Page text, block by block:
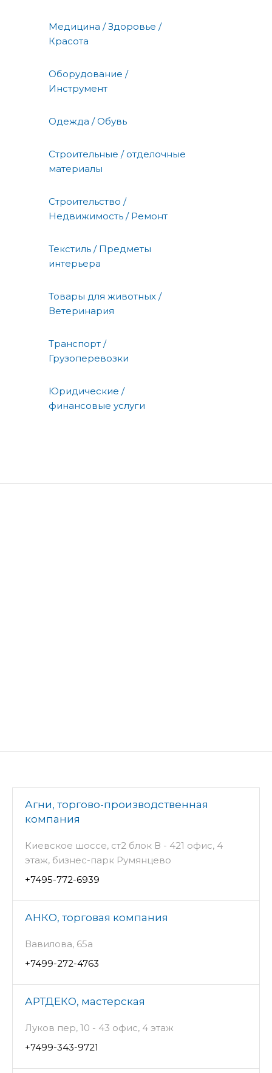
Медицина / Здоровье /
Красота
Оборудование /
Инструмент
Одежда / Обувь
Строительные / отделочные
материалы
Строительство /
Недвижимость / Ремонт
Текстиль / Предметы
интерьера
Товары для животных /
Ветеринария
Транспорт /
Грузоперевозки
Юридические /
финансовые услуги
Агни, торгово-производственная
компания
Киевское шоссе, ст2 блок В - 421 офис, 4
этаж, бизнес-парк Румянцево
+7495-772-6939
АНКО, торговая компания
Вавилова, 65а
+7499-272-4763
АРТДЕКО, мастерская
Луков пер, 10 - 43 офис, 4 этаж
+7499-343-9721